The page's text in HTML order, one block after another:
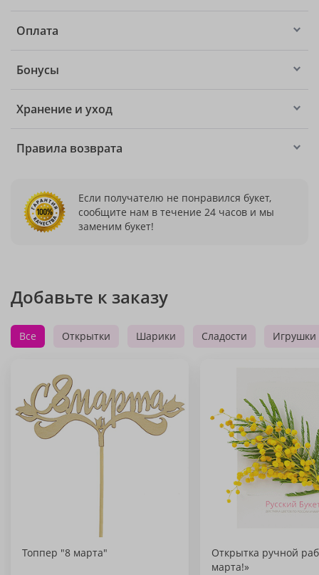
Оплата
Бонусы
Хранение и уход
Правила возврата
Если получателю не понравился букет,
сообщите нам в течение 24 часов и мы
заменим букет!
Добавьте к заказу
Все Открытки Шарики Сладости Игрушки
Топпер "8 марта"
Открытка ручной
марта!»